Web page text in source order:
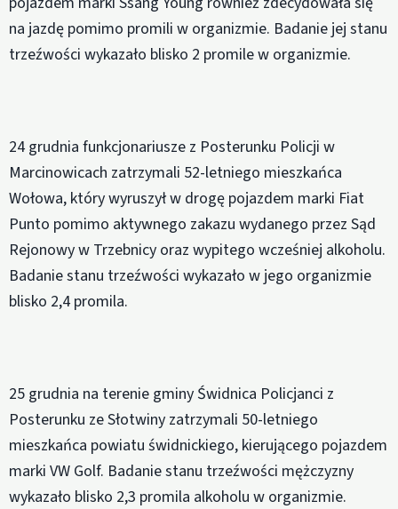
na jazdę pomimo promili w organizmie. Badanie jej stanu
trzeźwości wykazało blisko 2 promile w organizmie.
24 grudnia funkcjonariusze z Posterunku Policji w
Marcinowicach zatrzymali 52-letniego mieszkańca
Wołowa, który wyruszył w drogę pojazdem marki Fiat
Punto pomimo aktywnego zakazu wydanego przez Sąd
Rejonowy w Trzebnicy oraz wypitego wcześniej alkoholu.
Badanie stanu trzeźwości wykazało w jego organizmie
blisko 2,4 promila.
25 grudnia na terenie gminy Świdnica Policjanci z
Posterunku ze Słotwiny zatrzymali 50-letniego
mieszkańca powiatu świdnickiego, kierującego pojazdem
marki VW Golf. Badanie stanu trzeźwości mężczyzny
wykazało blisko 2,3 promila alkoholu w organizmie.